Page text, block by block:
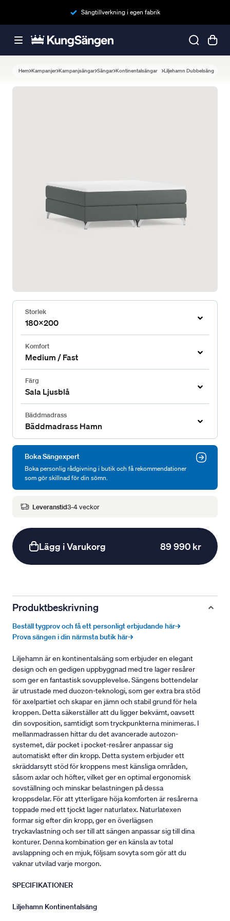
Sängtillverkning i egen fabrik
Hem Kampanjer Kampanjsängar Sängar Kontinentalsängar Liljehamn Dubbelsäng
Storlek
180x200
Komfort
Medium / Fast
Färg
Sala Ljusblå
Bäddmadrass
Bäddmadrass Hamn
Boka Sängexpert
Boka personlig rådgivning i butik och få rekommendationer
som gör skillnad för din sömn.
Leveranstid3-4 veckor
Lägg i Varukorg 89 990 kr
Produktbeskrivning
Beställ tygprov och få ett personligt erbjudande här→
Prova sängen i din närmsta butik här→
Liljehamn är en kontinentalsäng som erbjuder en elegant
design och en gedigen uppbyggnad med tre lager resårer
som ger en fantastisk sovupplevelse. Sängens bottendelar
är utrustade med duozon-teknologi, som ger extra bra stöd
för axelpartiet och skapar en jämn och stabil grund för hela
kroppen. Detta säkerställer att du ligger bekvämt, oavsett
din sovposition, samtidigt som tryckpunkterna minimeras. I
mellanmadrassen hittar du det avancerade autozon-
systemet, där pocket i pocket-resårer anpassar sig
automatiskt efter din kropp. Detta system erbjuder ett
skräddarsytt stöd för kroppens mest känsliga områden,
såsom axlar och höfter, vilket ger en optimal ergonomisk
sovställning och minskar belastningen på dessa
kroppsdelar. För att ytterligare höja komforten är resårerna
toppade med ett tjockt lager naturlatex. Naturlatexen
formar sig efter din kropp, ger en överlägsen
tryckavlastning och ser till att sängen anpassar sig till dina
konturer. Denna kombination ger en känsla av total
avslappning och en mjuk, följsam sovyta som gör att du
vaknar utvilad varje morgon.
SPECIFIKATIONER
Liljehamn Kontinentalsäng